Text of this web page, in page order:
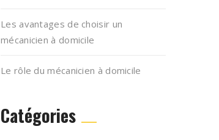
Les avantages de choisir un
mécanicien à domicile
Le rôle du mécanicien à domicile
Catégories